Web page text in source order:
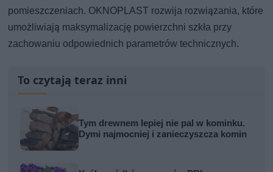
pomieszczeniach. OKNOPLAST rozwija rozwiązania, które
umożliwiają maksymalizację powierzchni szkła przy
zachowaniu odpowiednich parametrów technicznych.
To czytają teraz inni
Tym drewnem lepiej nie pal w kominku.
Dymi najmocniej i zanieczyszcza komin